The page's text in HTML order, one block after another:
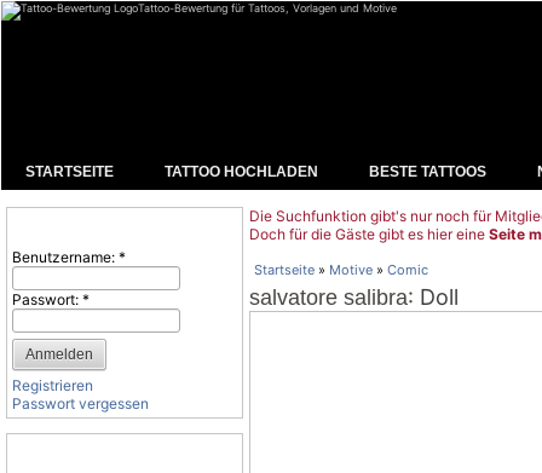
Tattoo-Bewertung für Tattoos, Vorlagen und Motive
STARTSEITE TATTOO HOCHLADEN BESTE TATTOOS
Benutzername: *
Passwort: *
Registrieren
Passwort vergessen
Die Suchfunktion gibt's nur noch für
Doch für die Gäste gibt es hier eine Seite
Startseite » Motive » Comic
salvatore salibra: Doll